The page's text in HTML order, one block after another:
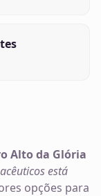
Alto da Glória
está
opções para